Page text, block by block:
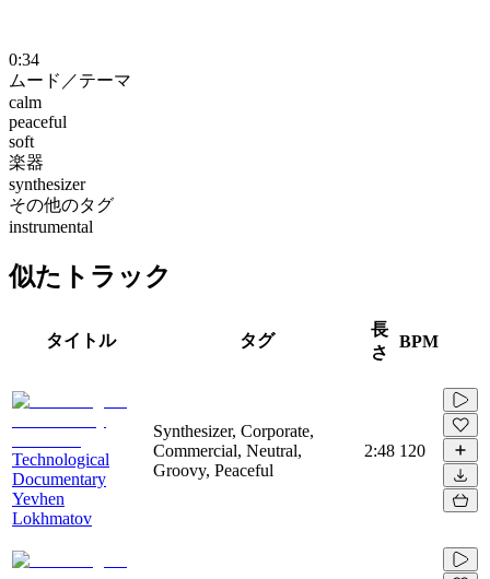
0:34
ムード／テーマ
calm
peaceful
soft
楽器
synthesizer
その他のタグ
instrumental
似たトラック
タイトル タグ
長
さ
BPM
Technological
Documentary
Yevhen
Lokhmatov
Synthesizer, Corporate,
Commercial, Neutral,
Groovy, Peaceful
2:48 120